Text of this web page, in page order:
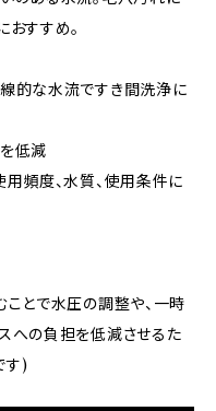
おすすめ。
的な水流ですき間洗浄に
低減
頻度、水質、使用条件に
ことで水圧の調整や、一時
への負担を低減させるた
す)